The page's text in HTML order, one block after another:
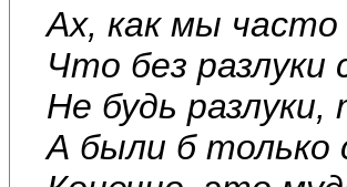
Ах, как мы
Что без разлуки
Не будь
А были б только